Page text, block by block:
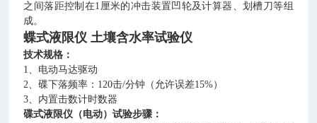
之间落距控制在1厘米的冲击装置凹轮及计算器、划槽刀等组
成。
蝶式液限仪 土壤含水率试验仪
技术规格：
1、电动马达驱动
2、碟下落频率：120击/分钟（允许误差15%）
3、内置击数计时数器
碟式液限仪（电动）试验步骤：